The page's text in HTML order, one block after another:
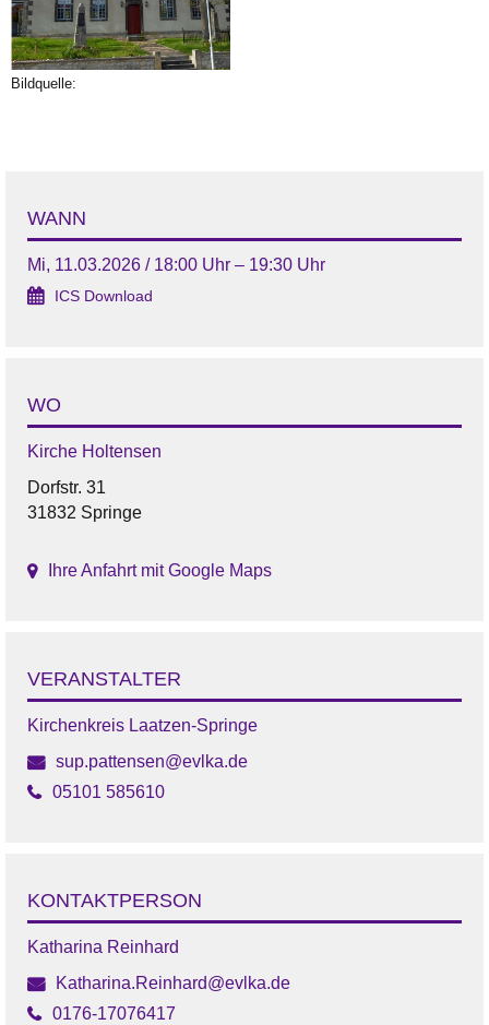
Bildquelle:
WANN
Mi, 11.03.2026 / 18:00 Uhr – 19:30 Uhr
ICS Download
WO
Kirche Holtensen
Dorfstr. 31
31832 Springe
Ihre Anfahrt mit Google Maps
VERANSTALTER
Kirchenkreis Laatzen-Springe
sup.pattensen@evlka.de
05101 585610
KONTAKTPERSON
Katharina Reinhard
Katharina.Reinhard@evlka.de
0176-17076417